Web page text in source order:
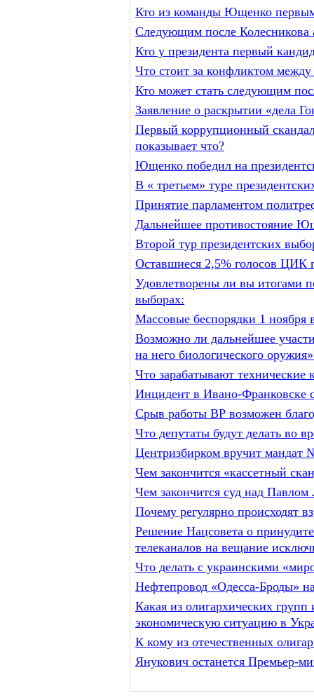
Кто из команды Ющенко первым
Следующим после Колесникова
Кто у президента первый
Что стоит за конфликтом
Кто может стать следующим
Заявление о раскрытии «дела
Первый коррупционный
показывает что?
Ющенко победил на
В « третьем» туре
Принятие парламентом
Дальнейшее противостояние
Второй тур президентских
Оставшиеся 2,5% голосов ЦИК
Удовлетворены ли вы итогами
выборах:
Массовые беспорядки 1 ноября
Возможно ли дальнейшее
на него биологического
Что зарабатывают
Инцидент в Ивано-Франковске
Срыв работы ВР возможен
Что депутаты будут делать во
Центризбирком вручит мандат
Чем закончится «кассетный
Чем закончится суд над Павлом
Почему регулярно происходят
Решение Нацсовета о
телеканалов на вещание
Что делать с украинскими
Нефтепровод «Одесса-Броды»
Какая из олигархических
экономическую ситуацию в
К кому из отечественных
Янукович останется Премьер-